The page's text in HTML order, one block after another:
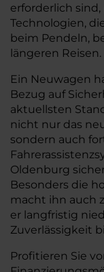
erforderlich
Technologien,
beim Pendeln,
längeren Reisen.
Ein Neuwagen
Bezug auf
aktuellsten
nicht nur das
sondern auch
Oldenburg
Besonders die
macht ihn auch
er langfristig
Zuverlässigkeit
Profitieren Sie